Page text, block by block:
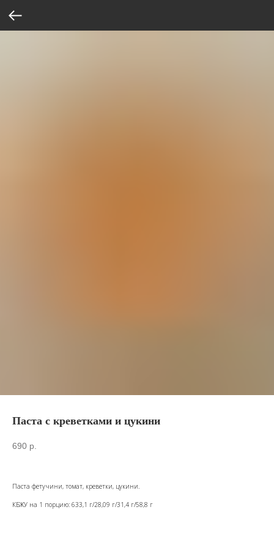
Паста с креветками и цукини
690 р.
Паста фетучини, томат, креветки, цукини.
КБЖУ на 1 порцию: 633,1 г/28,09 г/31,4 г/58,8 г